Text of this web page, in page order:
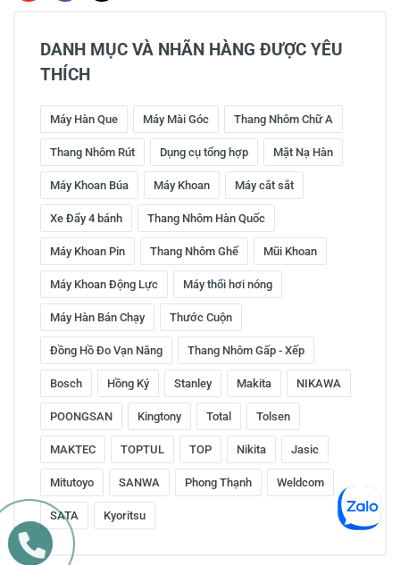
DANH MỤC VÀ NHÃN HÀNG ĐƯỢC YÊU
THÍCH
Máy Hàn Que Máy Mài Góc Thang Nhôm Chữ A
Thang Nhôm Rút Dụng cụ tổng hợp Mặt Nạ Hàn
Máy Khoan Búa Máy Khoan Máy cắt sắt
Xe Đẩy 4 bánh Thang Nhôm Hàn Quốc
Máy Khoan Pin Thang Nhôm Ghế Mũi Khoan
Máy Khoan Động Lực Máy thổi hơi nóng
Máy Hàn Bán Chạy Thước Cuộn
Đồng Hồ Đo Vạn Năng Thang Nhôm Gấp - Xếp
Bosch Hồng Ký Stanley Makita NIKAWA
POONGSAN Kingtony Total Tolsen
MAKTEC TOPTUL TOP Nikita Jasic
Mitutoyo SANWA Phong Thạnh Weldcom
SATA Kyoritsu